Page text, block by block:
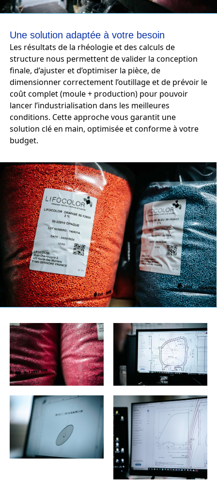
Une solution adaptée à votre besoin
Les résultats de la rhéologie et des calculs de
structure nous permettent de valider la conception
finale, d’ajuster et d’optimiser la pièce, de
dimensionner correctement l’outillage et de prévoir le
coût complet (moule + production) pour pouvoir
lancer l’industrialisation dans les meilleures
conditions. Cette approche vous garantit une
solution clé en main, optimisée et conforme à votre
budget.